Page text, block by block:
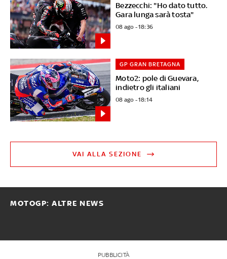
Bezzecchi: "Ho dato tutto.
Gara lunga sarà tosta"
08 ago - 18:36
Moto2: pole di Guevara,
indietro gli italiani
GP GRAN BRETAGNA
08 ago - 18:14
VAI ALLA SEZIONE
MOTOGP: ALTRE NEWS
PUBBLICITÀ